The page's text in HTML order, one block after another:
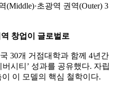
(Middle)·초광역 권역(Outer) 3
역 창업이 글로벌로
30개 거점대학과 함께 4년간
시티’ 성과를 공유했다. 자립
이 모델의 핵심 철학이다.